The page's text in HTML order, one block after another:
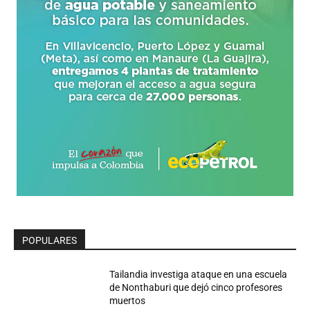
POPULARES
Tailandia investiga ataque en una escuela
de Nonthaburi que dejó cinco profesores
muertos